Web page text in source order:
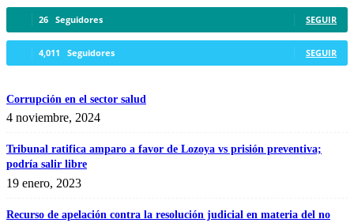
26 Seguidores SEGUIR
4,011 Seguidores SEGUIR
Corrupción en el sector salud
4 noviembre, 2024
Tribunal ratifica amparo a favor de Lozoya vs prisión preventiva;
podría salir libre
19 enero, 2023
Recurso de apelación contra la resolución judicial en materia del no